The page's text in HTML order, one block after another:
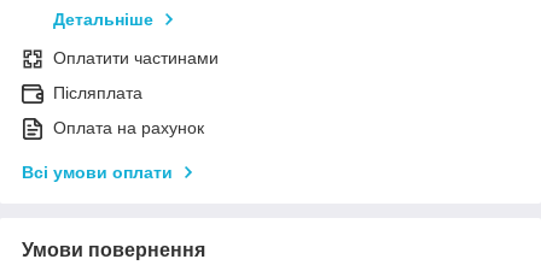
Детальніше
Оплатити частинами
Післяплата
Оплата на рахунок
Всі умови оплати
Умови повернення